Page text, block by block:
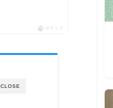
ポチップ
CLOSE